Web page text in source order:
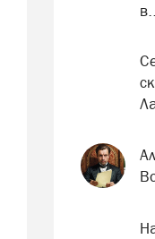
в...